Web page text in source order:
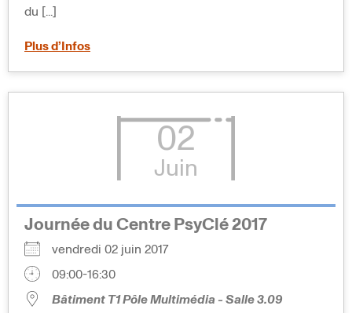
du [...]
Plus d’Infos
02
Juin
Journée du Centre PsyClé 2017
vendredi 02 juin 2017
09:00-16:30
Bâtiment T1 Pôle Multimédia - Salle 3.09